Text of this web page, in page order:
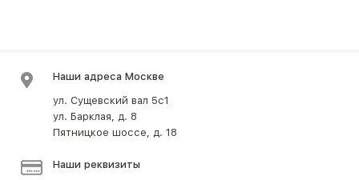
Наши адреса Москве
ул. Сущевский вал 5с1
ул. Барклая, д. 8
Пятницкое шоссе, д. 18
Наши реквизиты